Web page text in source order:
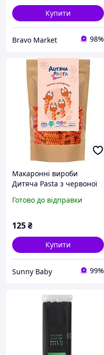
Купити
Bravo Market 98%
Макаронні вироби
Дитяча Pasta з червоної
Готово до відправки
125₴
Купити
Sunny Baby 99%